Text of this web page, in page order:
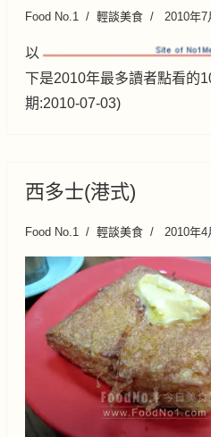
Food No.1 輕談美食 2010年7
以
下是2010年最多讀者點看的
期:2010-07-03)
西多士(港式)
Food No.1 輕談美食 2010年4